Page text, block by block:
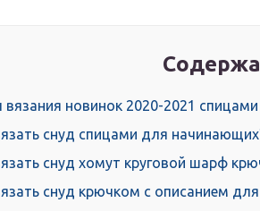
вязания новинок 2020-2021 спицами
снуд спицами для
снуд хомут круговой шарф
снуд крючком с описанием